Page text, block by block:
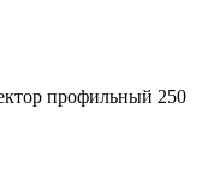
профильный 250